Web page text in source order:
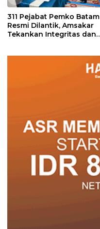
311 Pejabat Pemko Batam
Resmi Dilantik, Amsakar
Tekankan Integritas dan